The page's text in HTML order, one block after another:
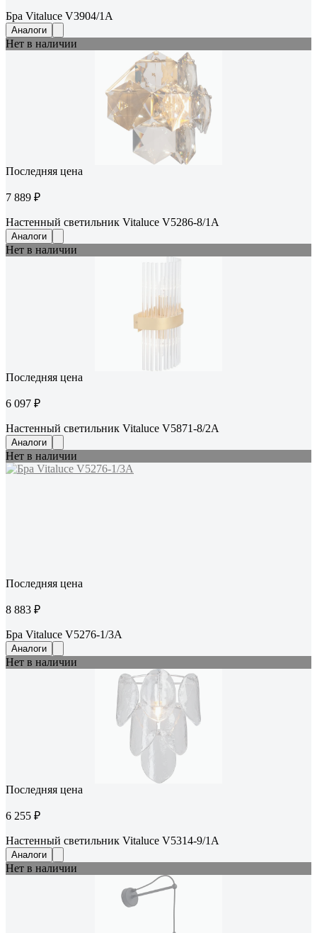
Бра Vitaluce V3904/1A
Аналоги
Нет в наличии
Последняя цена
7 889 ₽
Настенный светильник Vitaluce V5286-8/1A
Аналоги
Нет в наличии
Последняя цена
6 097 ₽
Настенный светильник Vitaluce V5871-8/2A
Аналоги
Нет в наличии
Последняя цена
8 883 ₽
Бра Vitaluce V5276-1/3A
Аналоги
Нет в наличии
Последняя цена
6 255 ₽
Настенный светильник Vitaluce V5314-9/1A
Аналоги
Нет в наличии